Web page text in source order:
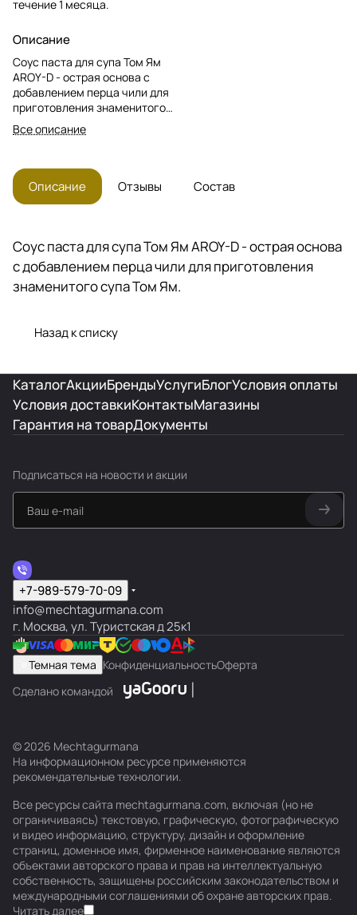
течение 1 месяца.
Описание
Соус паста для супа Том Ям
AROY-D - острая основа с
добавлением перца чили для
приготовления знаменитого
супа Том Ям.
Все описание
Описание Отзывы Состав
Соус паста для супа Том Ям AROY-D - острая основа
с добавлением перца чили для приготовления
знаменитого супа Том Ям.
Назад к списку
КаталогАкцииБрендыУслугиБлогУсловия оплаты
Условия доставкиКонтактыМагазины
Гарантия на товарДокументы
Подписаться на новости и акции
+7-989-579-70-09
info@mechtagurmana.com
г. Москва, ул. Туристская д 25к1
Темная тема КонфиденциальностьОферта
Сделано командой
© 2026 Mechtagurmana
На информационном ресурсе применяются
рекомендательные технологии.
Все ресурсы сайта mechtagurmana.com, включая (но не
ограничиваясь) текстовую, графическую, фотографическую
и видео информацию, структуру, дизайн и оформление
страниц, доменное имя, фирменное наименование являются
объектами авторского права и прав на интеллектуальную
собственность, защищены российским законодательством и
международными соглашениями об охране авторских прав.
Читать далее